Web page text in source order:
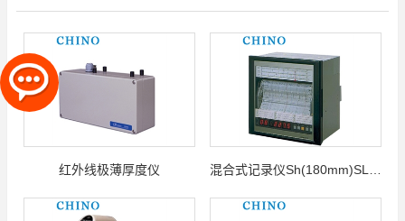
红外线极薄厚度仪